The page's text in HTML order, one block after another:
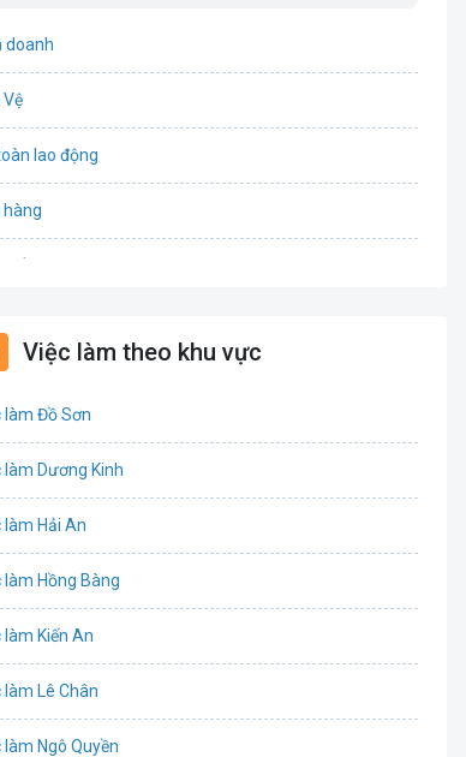
doanh
Vệ
lao động
hàng
phiên dịch
Việc làm theo khu vực
làm Đồ Sơn
làm Dương Kinh
làm Hải An
làm Hồng Bàng
làm Kiến An
làm Lê Chân
làm Ngô Quyền